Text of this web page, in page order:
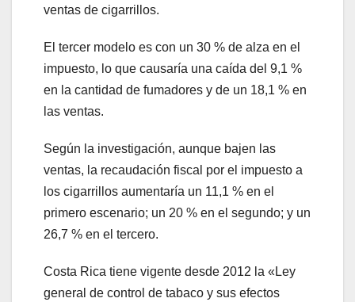
ventas de cigarrillos.
El tercer modelo es con un 30 % de alza en el
impuesto, lo que causaría una caída del 9,1 %
en la cantidad de fumadores y de un 18,1 % en
las ventas.
Según la investigación, aunque bajen las
ventas, la recaudación fiscal por el impuesto a
los cigarrillos aumentaría un 11,1 % en el
primero escenario; un 20 % en el segundo; y un
26,7 % en el tercero.
Costa Rica tiene vigente desde 2012 la «Ley
general de control de tabaco y sus efectos